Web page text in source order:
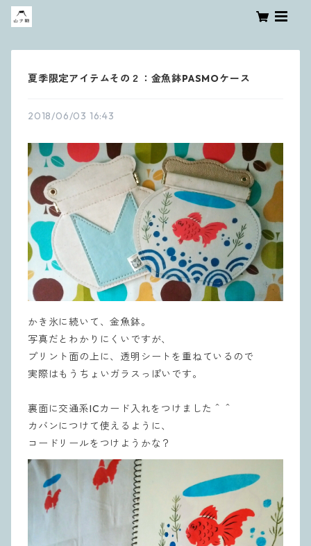
夏季限定アイテムその２：金魚鉢PASMOケース
2018/06/03 16:43
かき氷に続いて、金魚鉢。
写真だとわかりにくいですが、
プリント面の上に、透明シートを重ねているので
実際はもうちょいガラスっぽいです。
裏面に交通系ICカード入れをつけました＾＾
カバンにつけて使えるように、
コードリールをつけようかな？